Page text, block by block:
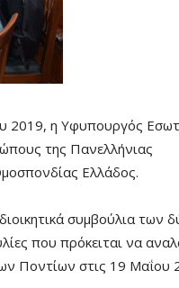
2019, η Υφυπουργός
της Πανελλήνιας
Ελλάδος.
συμβούλια των
που πρόκειται να
Ποντίων στις 19 Μαΐου